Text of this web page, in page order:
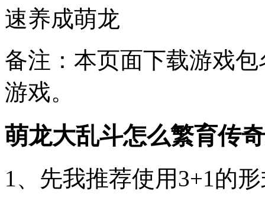
速养成萌龙
备注：本页面下载游戏
游戏。
萌龙大乱斗怎么繁育传
1、先我推荐使用3+1的